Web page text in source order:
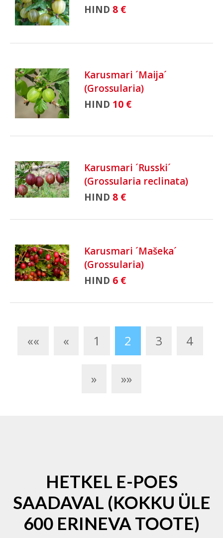
HIND 8 €
Karusmari ´Maija´
(Grossularia)
HIND 10 €
Karusmari ´Russki´
(Grossularia reclinata)
HIND 8 €
Karusmari ´Mašeka´
(Grossularia)
HIND 6 €
«« « 1 2 3 4
» »»
HETKEL E-POES
SAADAVAL (KOKKU ÜLE
600 ERINEVA TOOTE)